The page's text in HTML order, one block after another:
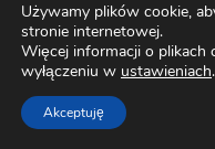
Najpopularniejsze
Tagi
Mapa serwisu
Kolorowanki do
Archiwum czasopism
Używamy plików cookie,
stronie internetowej.
Więcej informacji o plikach
wyłączeniu w ustawieniach.
Akceptuję